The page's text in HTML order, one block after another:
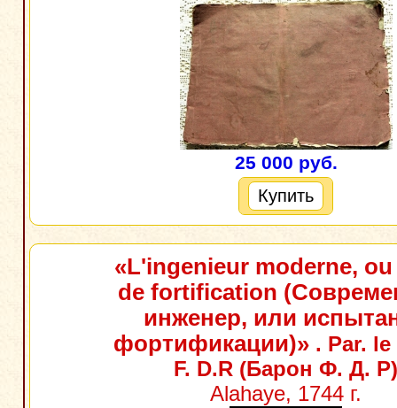
25 000 руб.
Купить
«L'ingenieur moderne, ou
de fortification
инженер, или
фортификации)» . Par.
F. D.R (Барон Ф. Д. Р)
Alahaye, 1744 г.